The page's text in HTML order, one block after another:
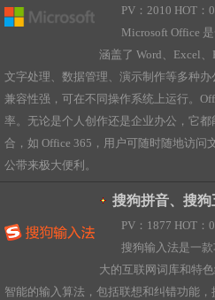
PV：2010 HOT：0
Microsoft Office
涵盖了 Word、Excel
文字处理、数据管理、演示制作等多种办
兼容性强，可在不同操作系统上运行。
率。无论是个人创作还是企业办公，它
合，如 Office 365，用户可随时随地访问
公带来极大便利。
搜狗拼音、搜
PV：1877 HOT：0
搜狗输入法是一
大的互联网词库和特
智能的输入算法，包括联想和纠错功能